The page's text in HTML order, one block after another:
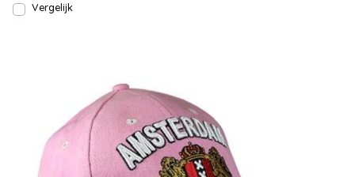
Vergelijk